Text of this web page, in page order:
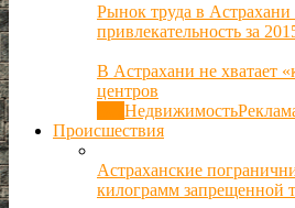
Рынок труда в Астрахани
привлекательность за
В Астрахани не хватает
центров
Недвижимость
Происшествия
Астраханские
килограмм запрещенной